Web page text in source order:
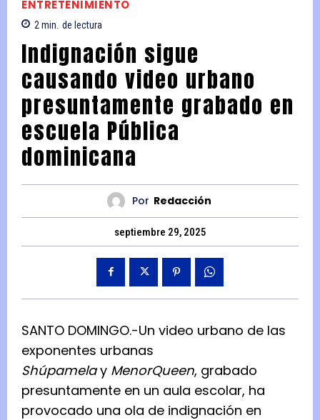
ENTRETENIMIENTO
2 min. de lectura
Indignación sigue
causando video urbano
presuntamente grabado en
escuela Pública
dominicana
Por Redacción
septiembre 29, 2025
SANTO DOMINGO.-Un video urbano de las
exponentes urbanas
Shúpamelay MenorQueen, grabado
presuntamente en un aula escolar, ha
provocado una ola de indignación en